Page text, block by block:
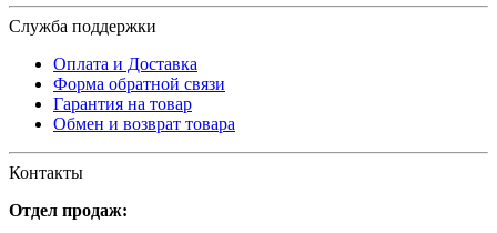
Служба поддержки
Оплата и Доставка
Форма обратной связи
Гарантия на товар
Обмен и возврат товара
Контакты
Отдел продаж: